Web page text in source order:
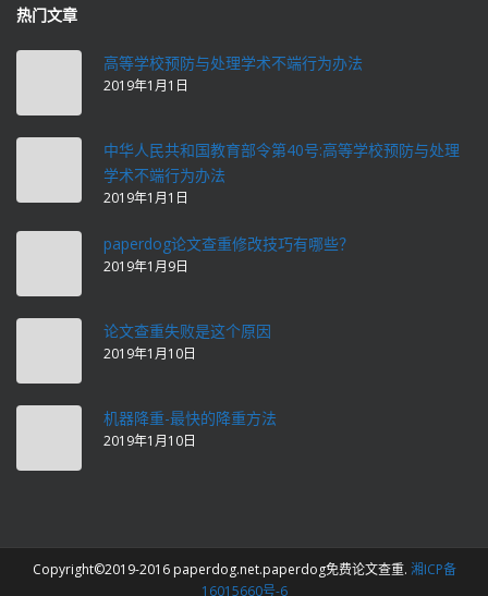
热门文章
高等学校预防与处理学术不端行为办法
2019年1月1日
中华人民共和国教育部令第40号:高等学校预防与处理
学术不端行为办法
2019年1月1日
paperdog论文查重修改技巧有哪些？
2019年1月9日
论文查重失败是这个原因
2019年1月10日
机器降重-最快的降重方法
2019年1月10日
Copyright©2019-2016 paperdog.net.paperdog免费论文查重. 湘ICP备
16015660号-6